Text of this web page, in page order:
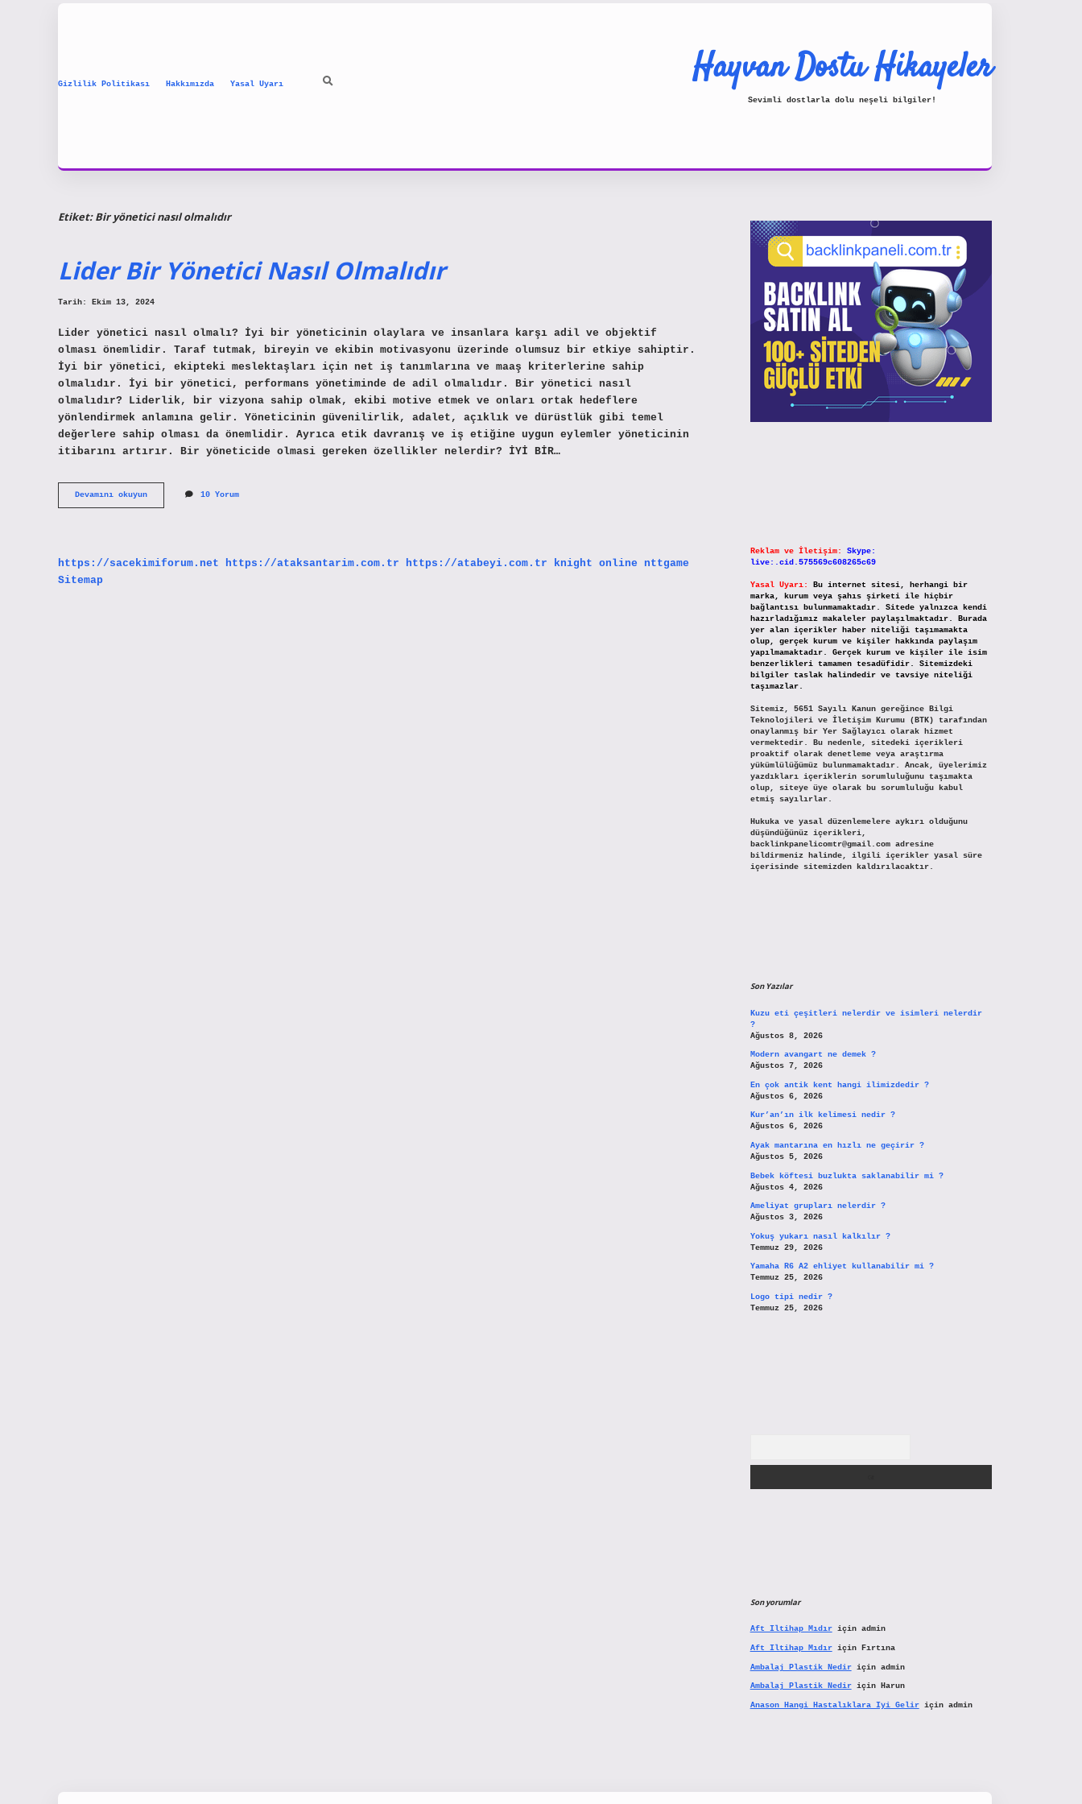
Gizlilik Politikası Hakkımızda Yasal Uyarı Hayvan Dostu Hikayeler
Sevimli dostlarla dolu neşeli bilgiler!
Etiket:Bir yönetici nasıl olmalıdır
Lider Bir Yönetici Nasıl Olmalıdır
Tarih: Ekim 13, 2024
Lider yönetici nasıl olmalı? İyi bir yöneticinin olaylara ve insanlara karşı adil ve objektif
olması önemlidir. Taraf tutmak, bireyin ve ekibin motivasyonu üzerinde olumsuz bir etkiye sahiptir.
İyi bir yönetici, ekipteki meslektaşları için net iş tanımlarına ve maaş kriterlerine sahip
olmalıdır. İyi bir yönetici, performans yönetiminde de adil olmalıdır. Bir yönetici nasıl
olmalıdır? Liderlik, bir vizyona sahip olmak, ekibi motive etmek ve onları ortak hedeflere
yönlendirmek anlamına gelir. Yöneticinin güvenilirlik, adalet, açıklık ve dürüstlük gibi temel
değerlere sahip olması da önemlidir. Ayrıca etik davranış ve iş etiğine uygun eylemler yöneticinin
itibarını artırır. Bir yöneticide olmasi gereken özellikler nelerdir? İYİ BİR…
Devamını okuyunLider
Bir
10 Yorum
https://sacekimiforum.net https://ataksantarim.com.tr https://atabeyi.com.tr knight online nttgame
Sitemap
Reklam ve İletişim:
Skype:
live:.cid.575569c608265c69
Yasal Uyarı:
Bu internet sitesi, herhangi bir
marka, kurum veya şahıs şirketi ile hiçbir
bağlantısı bulunmamaktadır. Sitede yalnızca kendi
hazırladığımız makaleler paylaşılmaktadır. Burada
yer alan içerikler haber niteliği taşımamakta
olup, gerçek kurum ve kişiler hakkında paylaşım
yapılmamaktadır. Gerçek kurum ve kişiler ile isim
benzerlikleri tamamen tesadüfidir. Sitemizdeki
bilgiler taslak halindedir ve tavsiye niteliği
taşımazlar.
Sitemiz, 5651 Sayılı Kanun gereğince Bilgi
Teknolojileri ve İletişim Kurumu (BTK) tarafından
onaylanmış bir Yer Sağlayıcı olarak hizmet
vermektedir. Bu nedenle, sitedeki içerikleri
proaktif olarak denetleme veya araştırma
yükümlülüğümüz bulunmamaktadır. Ancak, üyelerimiz
yazdıkları içeriklerin sorumluluğunu taşımakta
olup, siteye üye olarak bu sorumluluğu kabul
etmiş sayılırlar.
Hukuka ve yasal düzenlemelere aykırı olduğunu
düşündüğünüz içerikleri,
backlinkpanelicomtr@gmail.comadresine
bildirmeniz halinde, ilgili içerikler yasal süre
içerisinde sitemizden kaldırılacaktır.
Son Yazılar
Kuzu eti çeşitleri nelerdir ve isimleri nelerdir
?
Ağustos 8, 2026
Modern avangart ne demek ?
Ağustos 7, 2026
En çok antik kent hangi ilimizdedir ?
Ağustos 6, 2026
Kur’an’ın ilk kelimesi nedir ?
Ağustos 6, 2026
Ayak mantarına en hızlı ne geçirir ?
Ağustos 5, 2026
Bebek köftesi buzlukta saklanabilir mi ?
Ağustos 4, 2026
Ameliyat grupları nelerdir ?
Ağustos 3, 2026
Yokuş yukarı nasıl kalkılır ?
Temmuz 29, 2026
Yamaha R6 A2 ehliyet kullanabilir mi ?
Temmuz 25, 2026
Logo tipi nedir ?
Temmuz 25, 2026
Son yorumlar
Aft Iltihap Mıdıriçin admin
Aft Iltihap Mıdıriçin Fırtına
Ambalaj Plastik Nediriçin admin
Ambalaj Plastik Nediriçin Harun
Anason Hangi Hastalıklara Iyi Geliriçin admin